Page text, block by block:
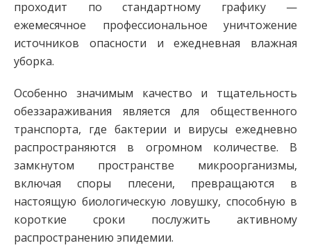
проходит по стандартному графику —
ежемесячное профессиональное уничтожение
источников опасности и ежедневная влажная
уборка.
Особенно значимым качество и тщательность
обеззараживания является для общественного
транспорта, где бактерии и вирусы ежедневно
распространяются в огромном количестве. В
замкнутом пространстве микроорганизмы,
включая споры плесени, превращаются в
настоящую биологическую ловушку, способную в
короткие сроки послужить активному
распространению эпидемии.